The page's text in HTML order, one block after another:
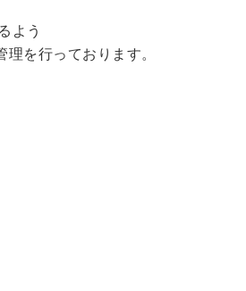
よう
理を行っております。